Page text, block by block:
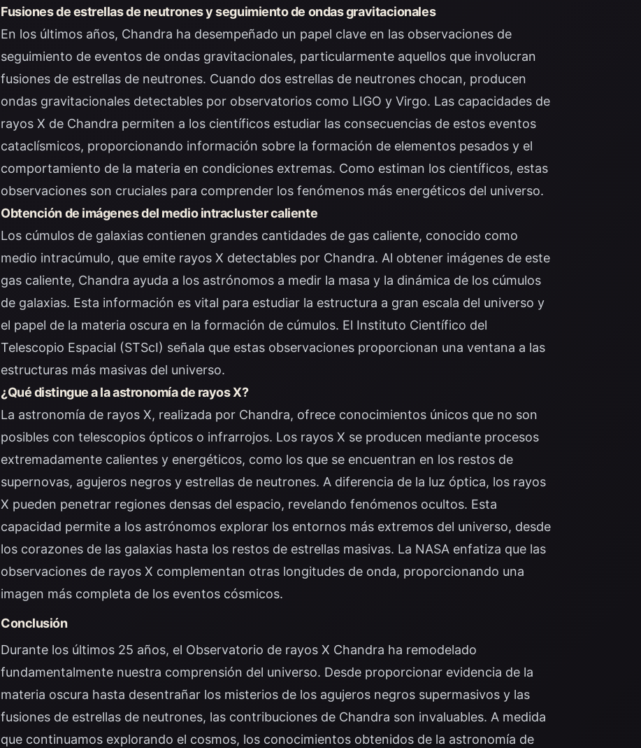
Fusiones de estrellas de neutrones y seguimiento de ondas gravitacionales
En los últimos años, Chandra ha desempeñado un papel clave en las observaciones de
seguimiento de eventos de ondas gravitacionales, particularmente aquellos que involucran
fusiones de estrellas de neutrones. Cuando dos estrellas de neutrones chocan, producen
ondas gravitacionales detectables por observatorios como LIGO y Virgo. Las capacidades de
rayos X de Chandra permiten a los científicos estudiar las consecuencias de estos eventos
cataclísmicos, proporcionando información sobre la formación de elementos pesados y el
comportamiento de la materia en condiciones extremas. Como estiman los científicos, estas
observaciones son cruciales para comprender los fenómenos más energéticos del universo.
Obtención de imágenes del medio intracluster caliente
Los cúmulos de galaxias contienen grandes cantidades de gas caliente, conocido como
medio intracúmulo, que emite rayos X detectables por Chandra. Al obtener imágenes de este
gas caliente, Chandra ayuda a los astrónomos a medir la masa y la dinámica de los cúmulos
de galaxias. Esta información es vital para estudiar la estructura a gran escala del universo y
el papel de la materia oscura en la formación de cúmulos. El Instituto Científico del
Telescopio Espacial (STScI) señala que estas observaciones proporcionan una ventana a las
estructuras más masivas del universo.
¿Qué distingue a la astronomía de rayos X?
La astronomía de rayos X, realizada por Chandra, ofrece conocimientos únicos que no son
posibles con telescopios ópticos o infrarrojos. Los rayos X se producen mediante procesos
extremadamente calientes y energéticos, como los que se encuentran en los restos de
supernovas, agujeros negros y estrellas de neutrones. A diferencia de la luz óptica, los rayos
X pueden penetrar regiones densas del espacio, revelando fenómenos ocultos. Esta
capacidad permite a los astrónomos explorar los entornos más extremos del universo, desde
los corazones de las galaxias hasta los restos de estrellas masivas. La NASA enfatiza que las
observaciones de rayos X complementan otras longitudes de onda, proporcionando una
imagen más completa de los eventos cósmicos.
Conclusión
Durante los últimos 25 años, el Observatorio de rayos X Chandra ha remodelado
fundamentalmente nuestra comprensión del universo. Desde proporcionar evidencia de la
materia oscura hasta desentrañar los misterios de los agujeros negros supermasivos y las
fusiones de estrellas de neutrones, las contribuciones de Chandra son invaluables. A medida
que continuamos explorando el cosmos, los conocimientos obtenidos de la astronomía de